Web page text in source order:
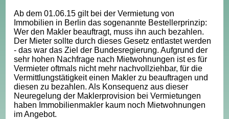
Ab dem 01.06.15 gilt bei der Vermietung von
Immobilien in Berlin das sogenannte Bestellerprinzip:
Wer den Makler beauftragt, muss ihn auch bezahlen.
Der Mieter sollte durch dieses Gesetz entlastet werden
- das war das Ziel der Bundesregierung. Aufgrund der
sehr hohen Nachfrage nach Mietwohnungen ist es für
Vermieter oftmals nicht mehr nachvollziehbar, für die
Vermittlungstätigkeit einen Makler zu beauftragen und
diesen zu bezahlen. Als Konsequenz aus dieser
Neuregelung der Maklerprovision bei Vermietungen
haben Immobilienmakler kaum noch Mietwohnungen
im Angebot.